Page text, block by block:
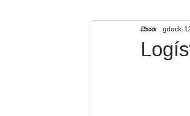
TECNOLOGIA
gdock